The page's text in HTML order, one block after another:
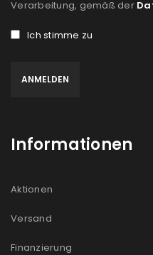
Verarbeitung, gemäß der
Ich stimme zu
Informationen
Aktionen
Versand
Finanzierung